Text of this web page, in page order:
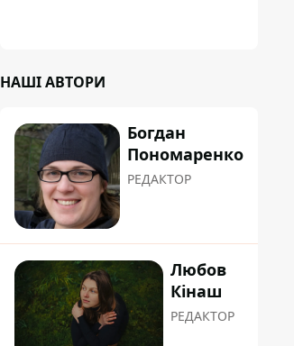
НАШІ АВТОРИ
Богдан
Пономаренко
РЕДАКТОР
Любов
Кінаш
РЕДАКТОР